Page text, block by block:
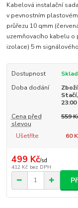
Kabelová instalační
v pevnostním
průřezu 10 qmm
uzemňovacího kabelu o
izolace) 5 m
Dostupnost
Doba dodání
23:00
Cena před
slevou
559
Ušetříte 60
499 Kč/sd
412 Kč bez DPH